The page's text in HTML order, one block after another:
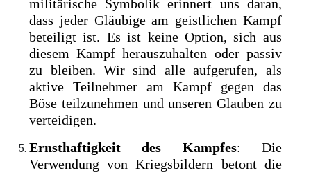
militärische Symbolik erinnert uns daran,
dass jeder Gläubige am geistlichen Kampf
beteiligt ist. Es ist keine Option, sich aus
diesem Kampf herauszuhalten oder passiv
zu bleiben. Wir sind alle aufgerufen, als
aktive Teilnehmer am Kampf gegen das
Böse teilzunehmen und unseren Glauben zu
verteidigen.
Ernsthaftigkeit des Kampfes: Die
Verwendung von Kriegsbildern betont die